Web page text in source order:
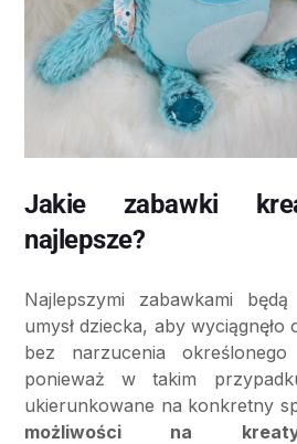
Jakie zabawki
najlepsze?
Najlepszymi zabawkami
umysł dziecka, aby wyciągnęło
bez narzucenia
ponieważ w takim
ukierunkowane na konkretny
możliwości na